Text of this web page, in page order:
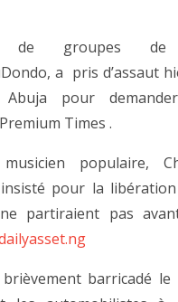
de groupes
a pris d’assaut
pour
Times .
populaire,
pour la
partiraient pas
barricadé le